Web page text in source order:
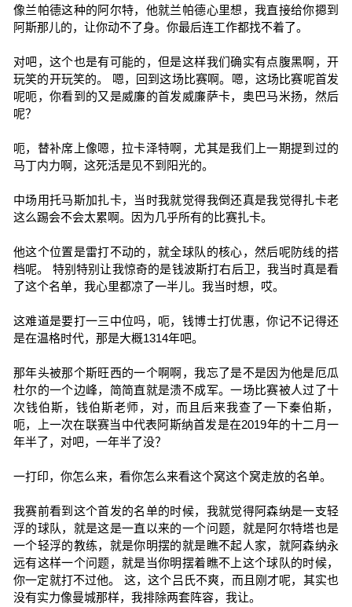
像兰帕德这种的阿尔特，他就兰帕德心里想，我直接给你摁到
阿斯那儿的，让你动不了身。你最后连工作都找不着了。
对吧，这个也是有可能的，但是这样我们确实有点腹黑啊，开
玩笑的开玩笑的。 嗯，回到这场比赛啊。嗯，这场比赛呢首发
呢呃，你看到的又是威廉的首发威廉萨卡，奥巴马米扬，然后
呢？
呃，替补席上像嗯，拉卡泽特啊，尤其是我们上一期提到过的
马丁内力啊，这死活是见不到阳光的。
中场用托马斯加扎卡，当时我就觉得我倒还真是我觉得扎卡老
这么踢会不会太累啊。因为几乎所有的比赛扎卡。
他这个位置是雷打不动的，就全球队的核心，然后呢防线的搭
档呢。 特别特别让我惊奇的是钱波斯打右后卫，我当时真是看
了这个名单，我心里都凉了一半儿。我当时想，哎。
这难道是要打一三中位吗，呃，钱博士打优惠，你记不记得还
是在温格时代，那是大概1314年吧。
那年头被那个斯旺西的一个啊啊，我忘了是不是因为他是厄瓜
杜尔的一个边峰，简简直就是溃不成军。一场比赛被人过了十
次钱伯斯，钱伯斯老师，对，而且后来我查了一下秦伯斯，
呃，上一次在联赛当中代表阿斯纳首发是在2019年的十二月一
年半了，对吧，一年半了没？
一打印，你怎么来，看你怎么来看这个窝这个窝走放的名单。
我赛前看到这个首发的名单的时候，我就觉得阿森纳是一支轻
浮的球队，就是这是一直以来的一个问题，就是阿尔特塔也是
一个轻浮的教练，就是你明摆的就是瞧不起人家，就阿森纳永
远有这样一个问题，就是当你明摆着瞧不上这个球队的时候，
你一定就打不过他。 这，这个吕氏不爽，而且刚才呢，其实也
没有实力像曼城那样，我排除两套阵容，我让。